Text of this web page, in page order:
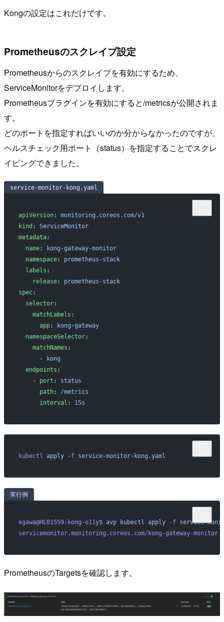
Kongの設定はこれだけです。
Prometheusのスクレイプ設定
Prometheusからのスクレイプを有効にするため、
ServiceMonitorをデプロイします。
Prometheusプラグインを有効にすると/metricsが公開されま
す。
どのポートを指定すればいいのか分からなかったのですが、
ヘルスチェック用ポート（status）を指定することでスクレ
イピングできました。
service-monitor-kong.yaml
apiVersion: monitoring.coreos.com/v1
kind : ServiceMonitor
metadata:
  name
:
kong-gateway-monitor
  namespace
: prometheus-stack
  labels
:
    release
: prometheus-stack
spec:
  selector
:
    matchLabels
:
      app
:
kong-gateway
  namespaceSelector
:
    matchNames
:
      -
kong
  endpoints
:
    -
port : status
      path
: /metrics
      interval
: 15s
kubectl apply -f service-monitor-kong.yaml
実行例
egawa@HL01559:kong-o11y$ avp kubectl apply -f service-
servicemonitor.monitoring.coreos.com/kong-gateway-monitor
PrometheusのTargetsを確認します。